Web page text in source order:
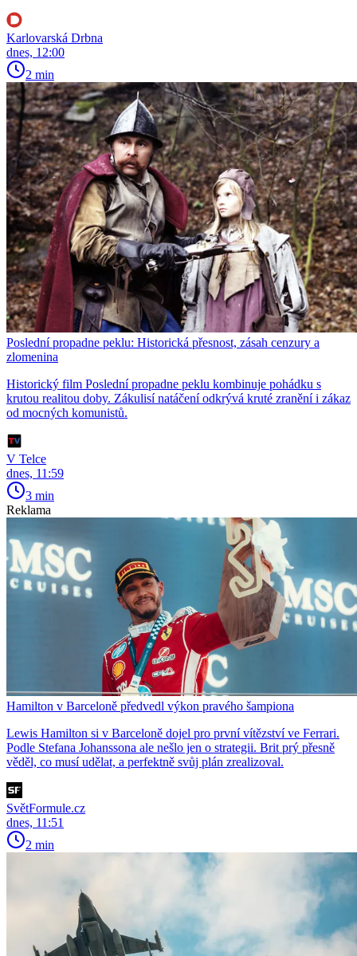
Karlovarská Drbna
dnes, 12:00
2 min
Poslední propadne peklu: Historická přesnost, zásah cenzury a
zlomenina
Historický film Poslední propadne peklu kombinuje pohádku s
krutou realitou doby. Zákulisí natáčení odkrývá kruté zranění i zákaz
od mocných komunistů.
V Telce
dnes, 11:59
3 min
Reklama
Hamilton v Barceloně předvedl výkon pravého šampiona
Lewis Hamilton si v Barceloně dojel pro první vítězství ve Ferrari.
Podle Stefana Johanssona ale nešlo jen o strategii. Brit prý přesně
věděl, co musí udělat, a perfektně svůj plán zrealizoval.
SvětFormule.cz
dnes, 11:51
2 min